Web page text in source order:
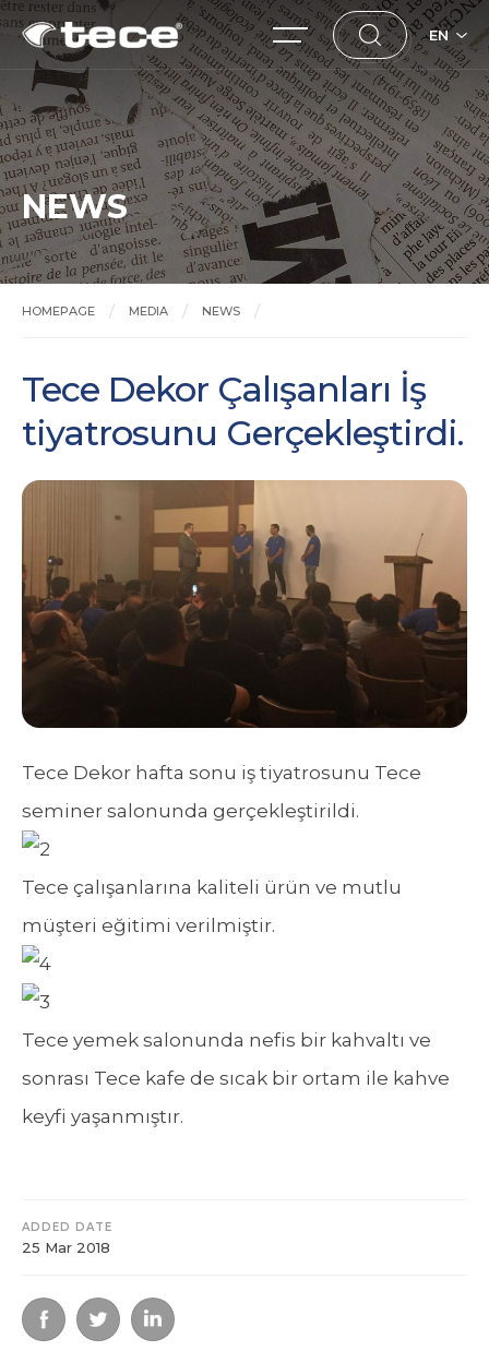
EN
NEWS
HOMEPAGE MEDIA NEWS
Tece Dekor Çalışanları İş
tiyatrosunu Gerçekleştirdi.
Tece Dekor hafta sonu iş tiyatrosunu Tece
seminer salonunda gerçekleştirildi.
Tece çalışanlarına kaliteli ürün ve mutlu
müşteri eğitimi verilmiştir.
Tece yemek salonunda nefis bir kahvaltı ve
sonrası Tece kafe de sıcak bir ortam ile kahve
keyfi yaşanmıştır.
ADDED DATE
25 Mar 2018